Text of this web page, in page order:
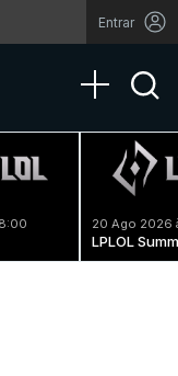
Entrar
Toggle
20 Ago 2026
LPLOL